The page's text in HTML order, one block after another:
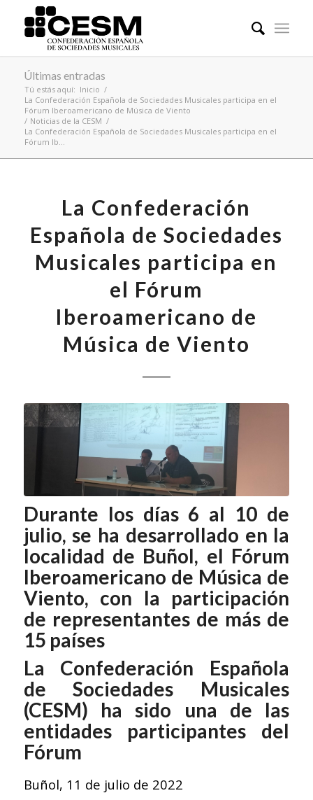
Últimas entradas
Tú estás aquí: Inicio /
La Confederación Española de Sociedades Musicales participa en el
Fórum Iberoamericano de Música de Viento
/ Noticias de la CESM /
La Confederación Española de Sociedades Musicales participa en el
Fórum Ib...
La Confederación
Española de Sociedades
Musicales participa en
el Fórum
Iberoamericano de
Música de Viento
Durante los días 6 al 10 de
julio, se ha desarrollado en la
localidad de Buñol, el Fórum
Iberoamericano de Música de
Viento, con la participación
de representantes de más de
15 países
La Confederación Española
de Sociedades Musicales
(CESM) ha sido una de las
entidades participantes del
Fórum
Buñol, 11 de julio de 2022